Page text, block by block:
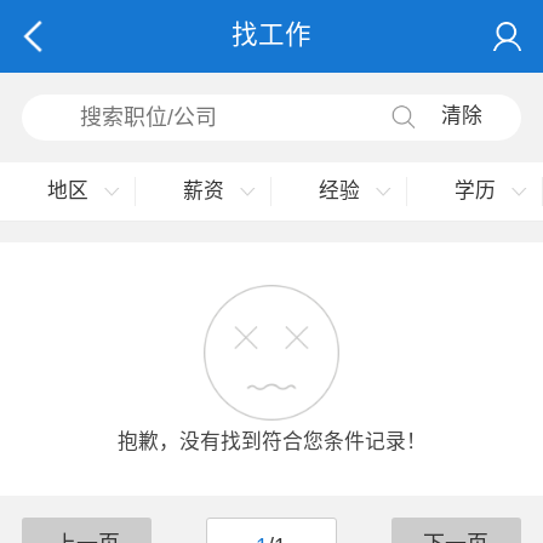
找工作
清除
地区 薪资 经验 学历
抱歉，没有找到符合您条件记录！